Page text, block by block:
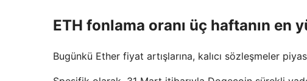
ETH fonlama oranı üç haftanın en
Bugünkü Ether fiyat artışlarına, kalıcı sözleşmeler